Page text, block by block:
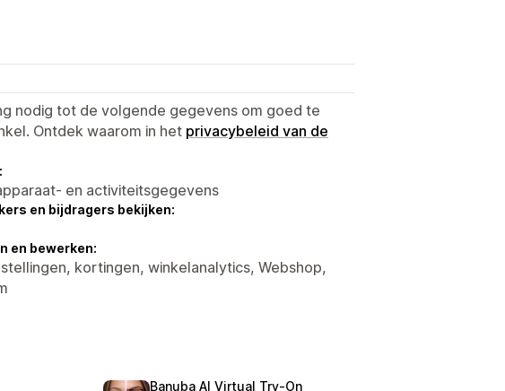
nodig tot de volgende gegevens om goed te
Ontdek waarom in het privacybeleid van de
en activiteitsgegevens
en bijdragers bekijken:
en bewerken:
kortingen, winkelanalytics, Webshop,
Banuba AI Virtual Try‑On